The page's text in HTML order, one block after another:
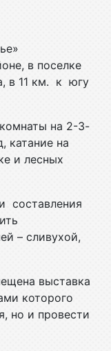
в поселке
в 11 км. к югу
на 2-3-
катание на
и лесных
составления
– сливухой,
выставка
которого
но и провести